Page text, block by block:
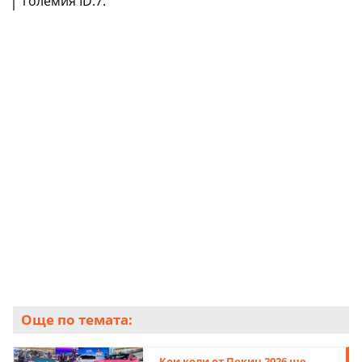
Още по темата: